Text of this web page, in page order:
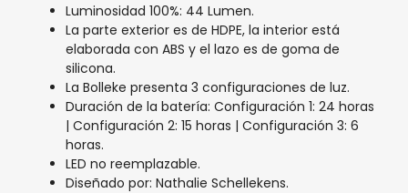
Luminosidad 100%: 44 Lumen.
La parte exterior es de HDPE, la interior está
elaborada con ABS y el lazo es de goma de
silicona.
La Bolleke presenta 3 configuraciones de luz.
Duración de la batería: Configuración 1: 24 horas
| Configuración 2: 15 horas | Configuración 3: 6
horas.
LED no reemplazable.
Diseñado por: Nathalie Schellekens.